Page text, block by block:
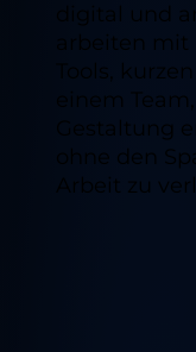
digital und
arbeiten
Tools,
einem
Gestaltung
ohne den
Arbeit zu